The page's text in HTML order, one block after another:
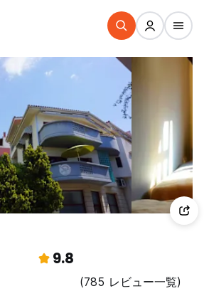
9.8
(785 レビュー一覧)